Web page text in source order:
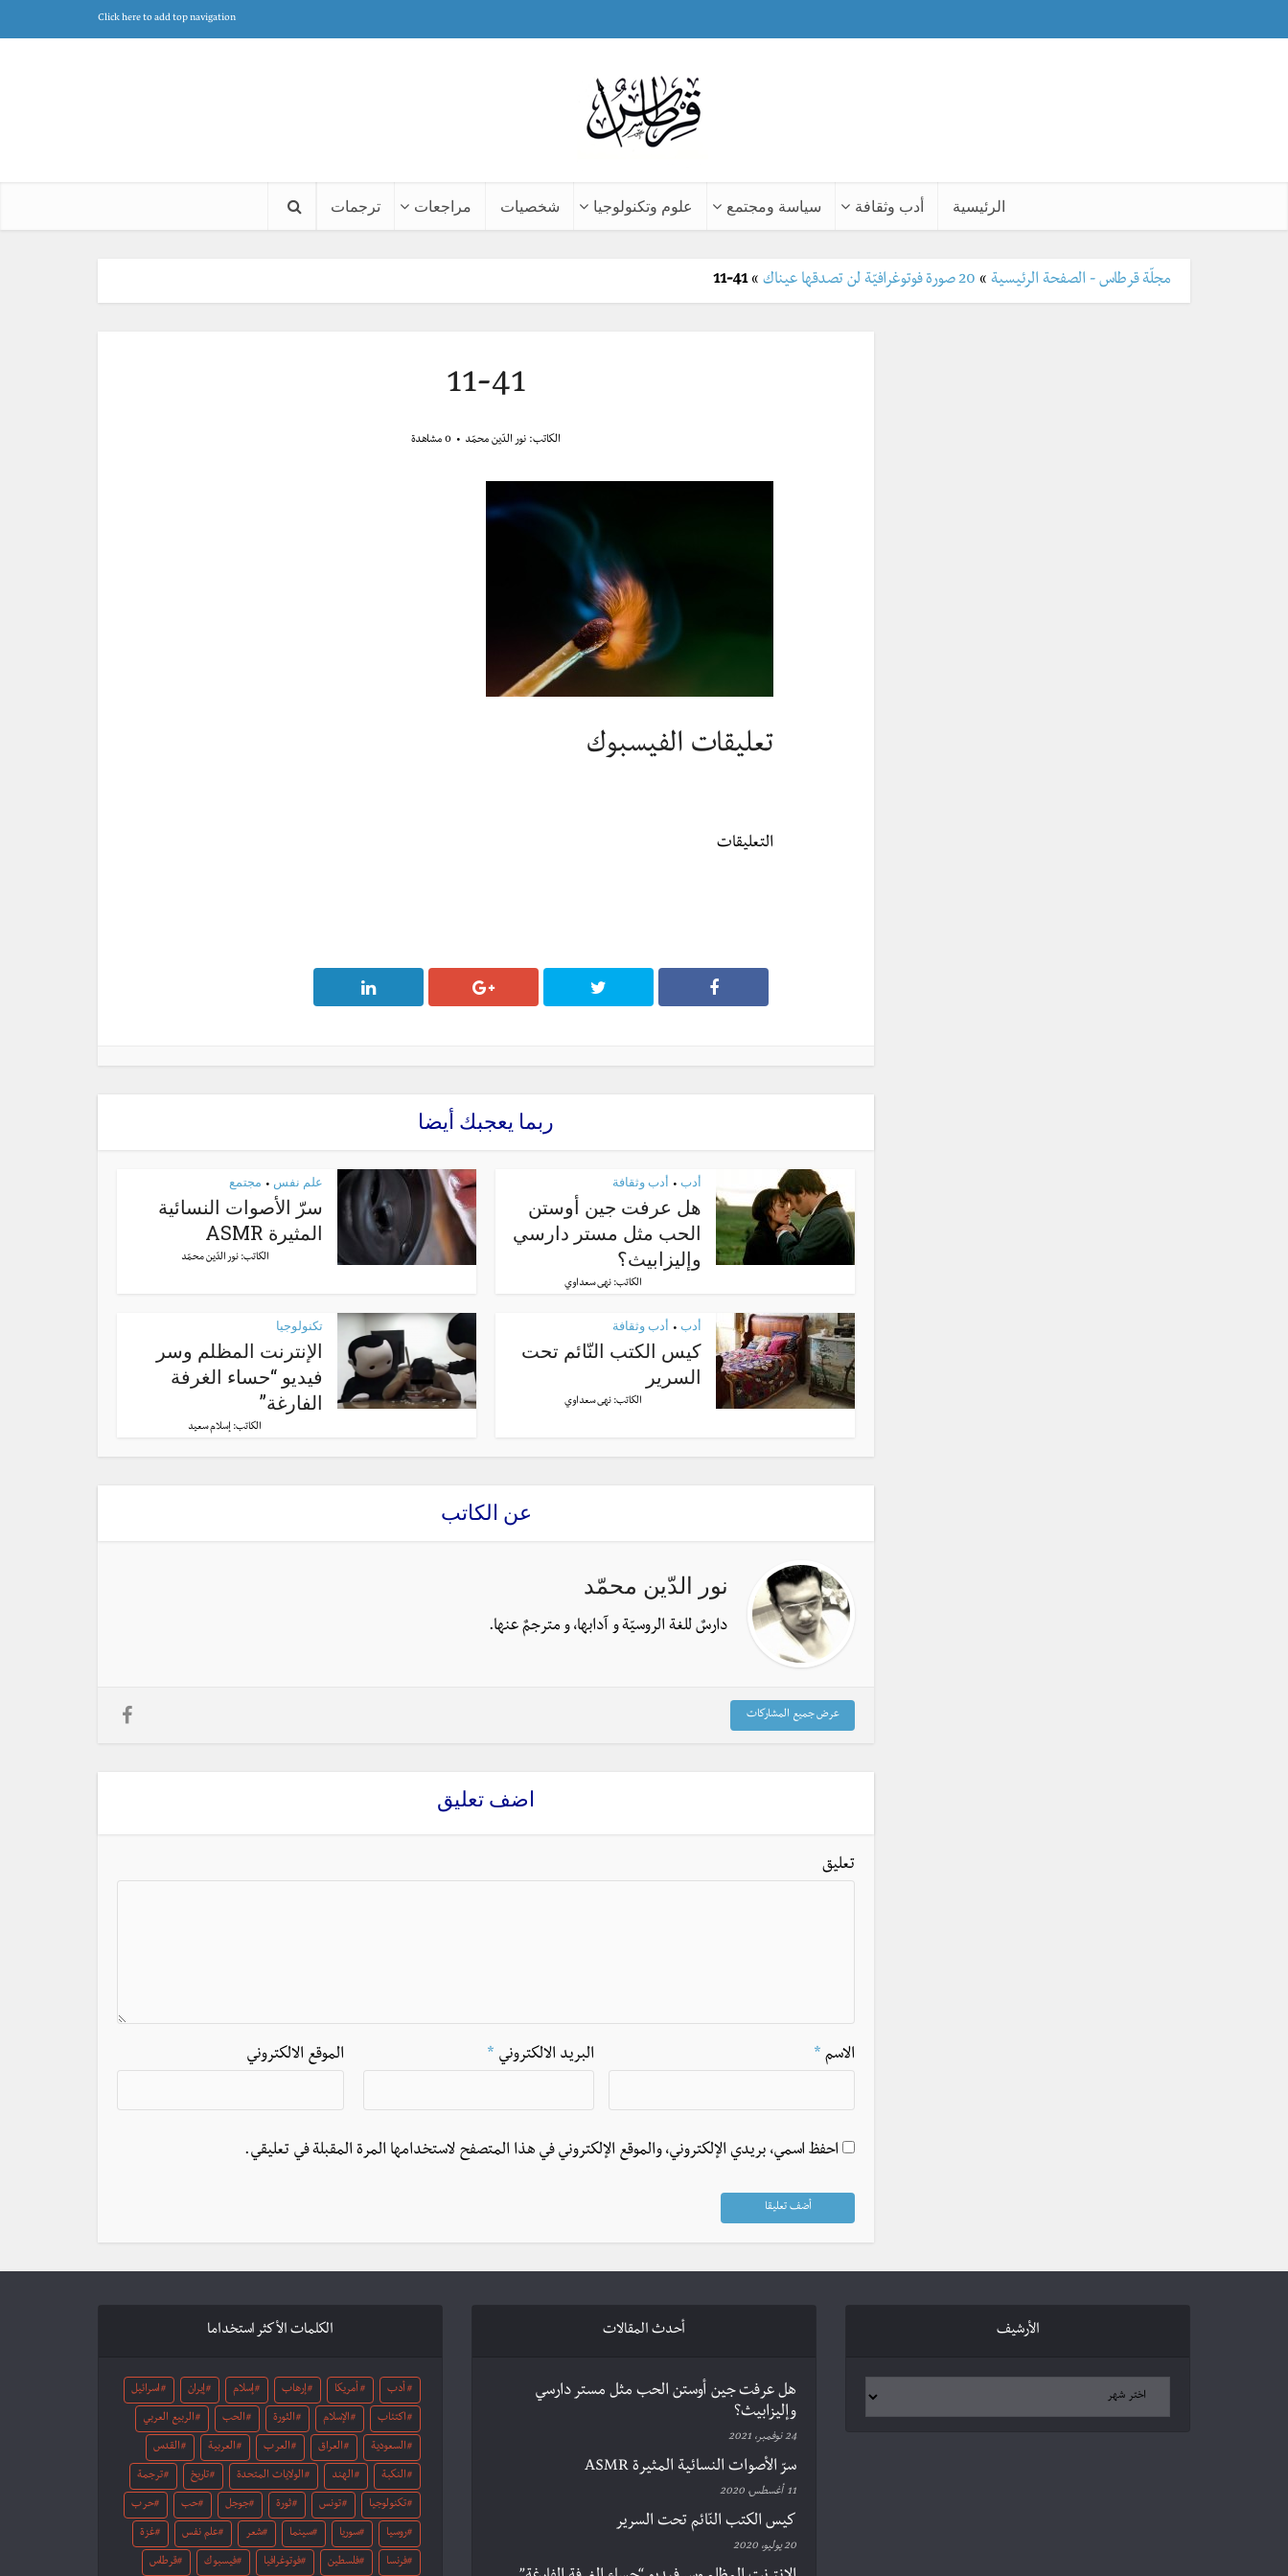
Click here to add top navigation
الرئيسية أدب وثقافة سياسة ومجتمع علوم وتكنولوجيا شخصيات مراجعات ترجمات
مجلّة قرطاس - الصفحة الرئيسية » 20 صورة فوتوغرافيّة لن تصدقها عيناك »
11-41
11-41
الكاتب: نور الدّين محمّد 0 مشاهدة
تعليقات الفيسبوك
التعليقات
ربما يعجبك أيضا
أدب • أدب وثقافة
هل عرفت جين أوستن
الحب مثل مستر دارسي
وإليزابيث؟
الكاتب: نهى سعداوي
علم نفس • مجتمع
سرّ الأصوات النسائية
المثيرة ASMR
الكاتب:نور الدّين محمّد
أدب • أدب وثقافة
كيس الكتب النّائم تحت
السرير
الكاتب: نهى سعداوي
تكنولوجيا
الإنترنت المظلم وسر
فيديو “حساء الغرفة
الفارغة”
الكاتب: إسلام سعيد
عن الكاتب
نور الدّين محمّد
دارسٌ للغة الروسيّة و آدابها، و مترجمٌ عنها.
عرض جميع المشاركات
اضف تعليق
تعليق
الاسم * البريد الالكتروني * الموقع الالكتروني
احفظ اسمي، بريدي الإلكتروني، والموقع الإلكتروني في هذا المتصفح لاستخدامها المرة المقبلة في تعليقي.
الكلمات الأكثر استخداما
أدب أمريكا إرهاب إسلام إيران اسرائيل
اكتئاب الإسلام الثورة الحب الربيع العربي
السعودية العراق العرب العربية القدس
النكبة الهند الولايات المتحدة تاريخ ترجمة
تكنولوجيا تونس ثورة جوجل حب حرب
روسيا سوريا سينما شعر علم نفس غزة
فرنسا فلسطين فوتوغرافيا فيسبوك قرطاس
أحدث المقالات
هل عرفت جين أوستن الحب مثل مستر دارسي
وإليزابيث؟
24 نوفمبر، 2021
سرّ الأصوات النسائية المثيرة ASMR
11 أغسطس، 2020
كيس الكتب النّائم تحت السرير
20 يوليو، 2020
الأرشيف